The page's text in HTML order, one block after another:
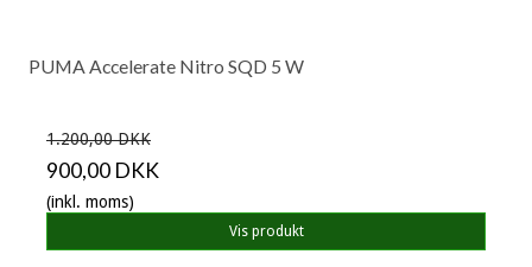
PUMA Accelerate Nitro SQD 5 W
1.200,00 DKK
900,00 DKK
(inkl. moms)
Vis produkt